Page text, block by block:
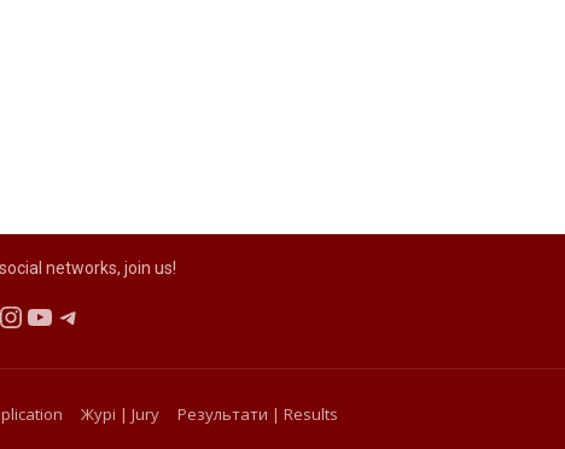
networks, join us!
Instagram
YouTube
Telegram
Журі | Jury Результати | Results